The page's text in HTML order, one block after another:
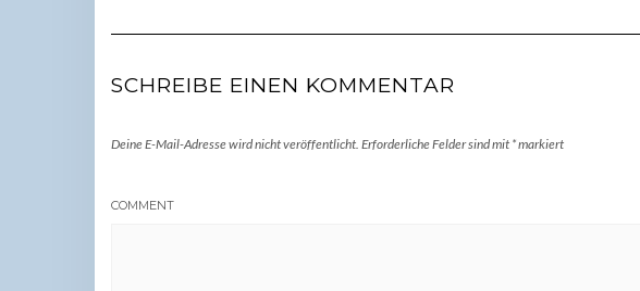
SCHREIBE EINEN KOMMENTAR
Deine E-Mail-Adresse wird nicht veröffentlicht. Erforderliche Felder sind mit *markiert
COMMENT